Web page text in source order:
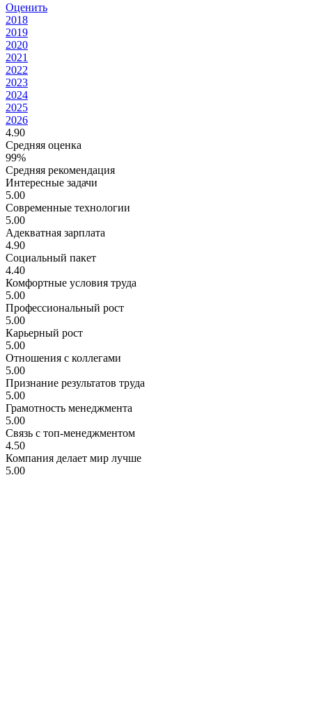
Оценить
2018
2019
2020
2021
2022
2023
2024
2025
2026
4.90
Средняя оценка
99%
Средняя рекомендация
Интересные задачи
5.00
Современные технологии
5.00
Адекватная зарплата
4.90
Социальный пакет
4.40
Комфортные условия труда
5.00
Профессиональный рост
5.00
Карьерный рост
5.00
Отношения с коллегами
5.00
Признание результатов труда
5.00
Грамотность менеджмента
5.00
Связь с топ-менеджментом
4.50
Компания делает мир лучше
5.00